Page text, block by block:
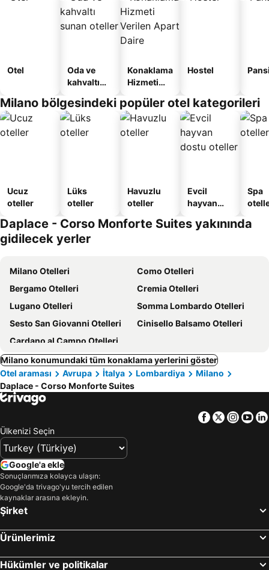
Otel
Oda ve
kahvaltı
oteller
Konaklama
Hizmeti
Apart
Daire
Hostel
Milano bölgesindeki popüler otel kategorileri
Ucuz
oteller
Lüks
oteller
Havuzlu
oteller
Evcil
hayvan
oteller
Spa
Daplace - Corso Monforte Suites yakınında
gidilecek yerler
Milano Otelleri
Como Otelleri
Bergamo Otelleri
Cremia Otelleri
Lugano Otelleri
Somma Lombardo Otelleri
Sesto San Giovanni Otelleri
Cinisello Balsamo Otelleri
Cardano al Campo Otelleri
Milano konumundaki tüm konaklama yerlerini göster
Otel araması
Avrupa İtalya Lombardiya
Milano
Daplace - Corso Monforte Suites
Facebook
Twitter
Ülkenizi Seçin
Google'a ekle
Sonuçlarımıza kolayca ulaşın:
Google'da trivago'yu tercih edilen
kaynaklar arasına ekleyin.
Şirket
Ürünlerimiz
Hükümler ve politikalar